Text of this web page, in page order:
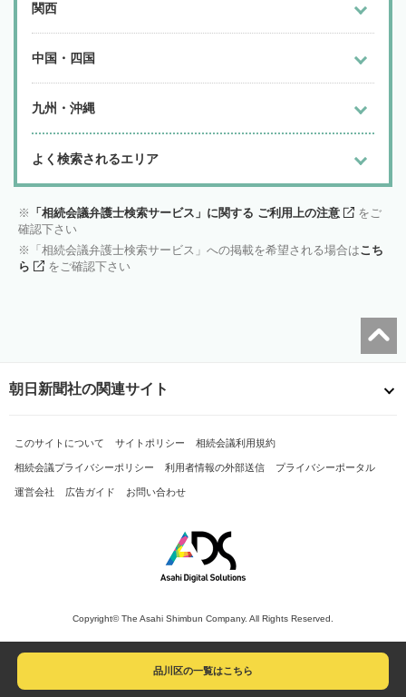
関西
中国・四国
九州・沖縄
よく検索されるエリア
「相続会議弁護士検索サービス」に関する ご利用上の注意
をご
確認下さい
「相続会議弁護士検索サービス」への掲載を希望される場合はこち
ら
をご確認下さい
品川区の一覧はこちら
朝日新聞社の関連サイト
このサイトについて サイトポリシー 相続会議利用規約
相続会議プライバシーポリシー 利用者情報の外部送信 プライバシーポータル
運営会社 広告ガイド お問い合わせ
Copyright© The Asahi Shimbun Company. All Rights Reserved.